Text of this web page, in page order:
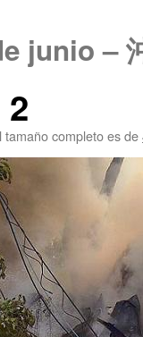
junio –
tamaño completo es de